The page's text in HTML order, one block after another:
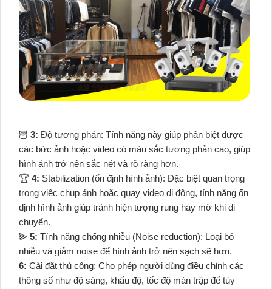
🦉 3: Độ tương phản: Tính năng này giúp phân biệt được
các bức ảnh hoặc video có màu sắc tương phản cao, giúp
hình ảnh trở nên sắc nét và rõ ràng hơn.
🏆 4: Stabilization (ổn định hình ảnh): Đặc biệt quan trọng
trong việc chụp ảnh hoặc quay video di động, tính năng ổn
định hình ảnh giúp tránh hiện tượng rung hay mờ khi di
chuyển.
⫸ 5: Tính năng chống nhiễu (Noise reduction): Loại bỏ
nhiễu và giảm noise để hình ảnh trở nên sạch sẽ hơn.
6: Cài đặt thủ công: Cho phép người dùng điều chỉnh các
thông số như độ sáng, khẩu độ, tốc độ màn trập để tùy